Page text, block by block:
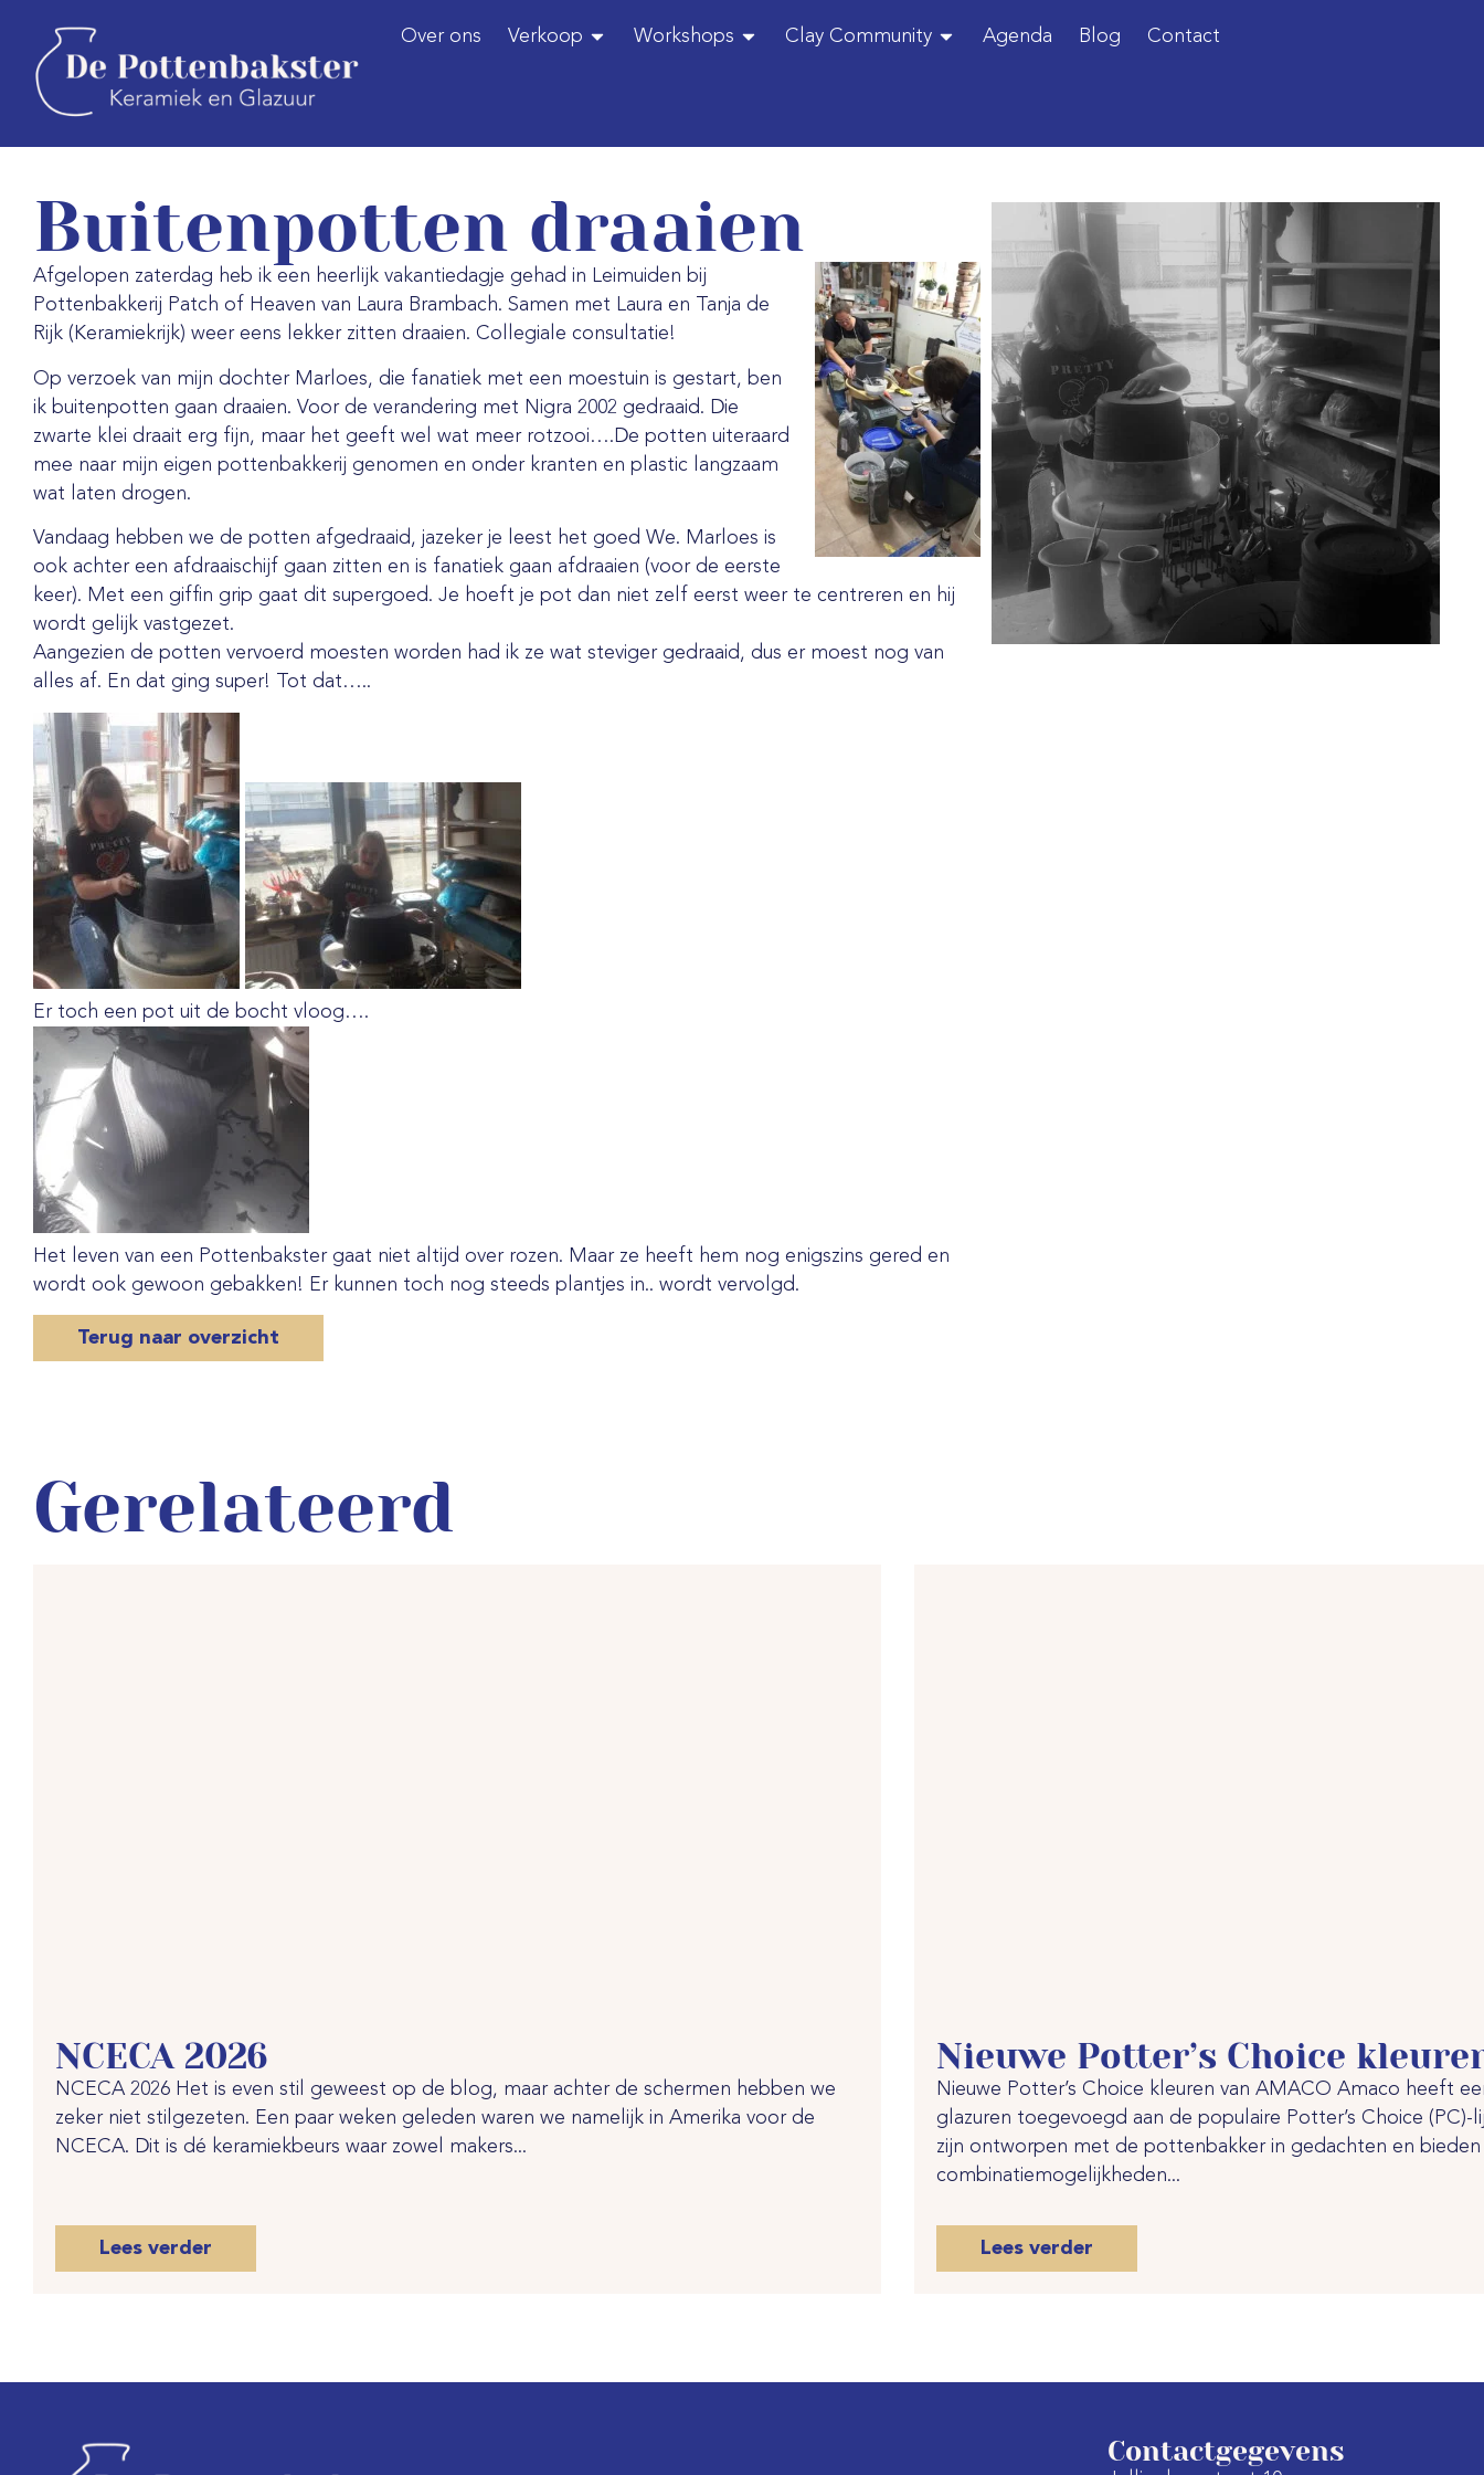
Over ons Verkoop Workshops Clay Community Agenda Blog Contact
Buitenpotten draaien
Afgelopen zaterdag heb ik een heerlijk vakantiedagje gehad in Leimuiden bij
Pottenbakkerij Patch of Heaven van Laura Brambach. Samen met Laura en Tanja de
Rijk (Keramiekrijk) weer eens lekker zitten draaien. Collegiale consultatie!
Op verzoek van mijn dochter Marloes, die fanatiek met een moestuin is gestart, ben
ik buitenpotten gaan draaien. Voor de verandering met Nigra 2002 gedraaid. Die
zwarte klei draait erg fijn, maar het geeft wel wat meer rotzooi….De potten uiteraard
mee naar mijn eigen pottenbakkerij genomen en onder kranten en plastic langzaam
wat laten drogen.
Vandaag hebben we de potten afgedraaid, jazeker je leest het goed We. Marloes is
ook achter een afdraaischijf gaan zitten en is fanatiek gaan afdraaien (voor de eerste
keer). Met een giffin grip gaat dit supergoed. Je hoeft je pot dan niet zelf eerst weer te centreren en hij
wordt gelijk vastgezet.
Aangezien de potten vervoerd moesten worden had ik ze wat steviger gedraaid, dus er moest nog van
alles af. En dat ging super! Tot dat…..
Er toch een pot uit de bocht vloog….
Het leven van een Pottenbakster gaat niet altijd over rozen. Maar ze heeft hem nog enigszins gered en
wordt ook gewoon gebakken! Er kunnen toch nog steeds plantjes in.. wordt vervolgd.
Terug naar overzicht
Gerelateerd
NCECA 2026
NCECA 2026 Het is even stil geweest op de blog, maar achter de schermen hebben we
zeker niet stilgezeten. Een paar weken geleden waren we namelijk in Amerika voor de
NCECA. Dit is dé keramiekbeurs waar zowel makers...
Lees verder
Nieuwe Potter’s Choice
Nieuwe Potter’s Choice kleuren van AMACO Amaco heeft
glazuren toegevoegd aan de populaire Potter’s Choice (PC)-
zijn ontworpen met de pottenbakker in gedachten en
combinatiemogelijkheden...
Lees verder
Contactgegevens